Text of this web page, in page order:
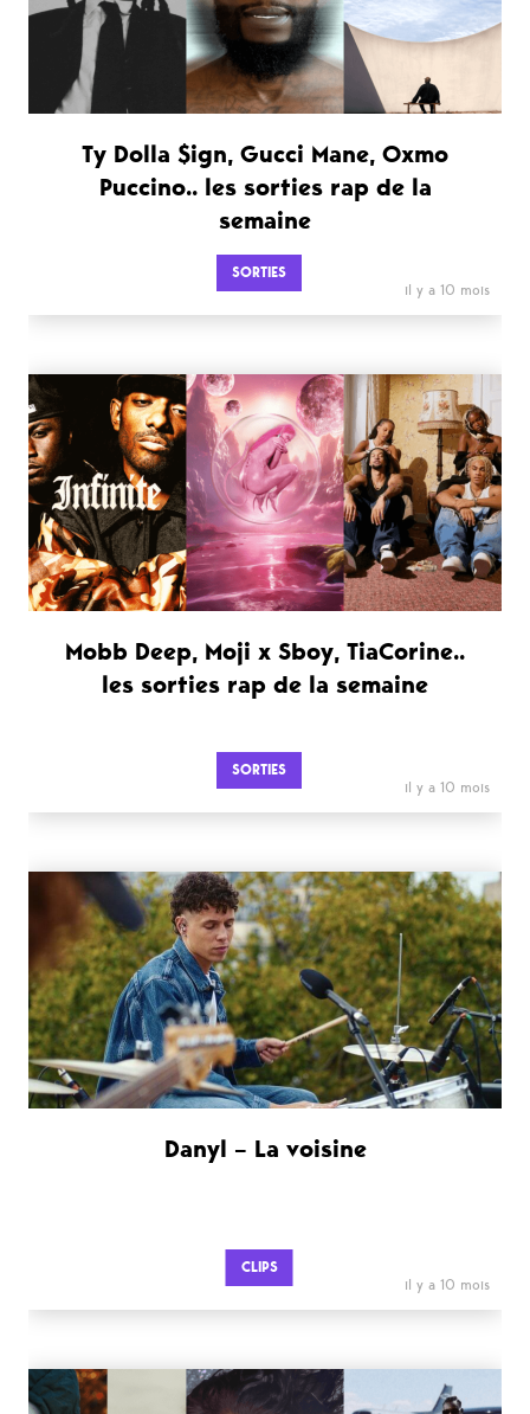
Ty Dolla $ign, Gucci Mane, Oxmo
Puccino.. les sorties rap de la
semaine
SORTIES
il y a 10 mois
Mobb Deep, Moji x Sboy, TiaCorine..
les sorties rap de la semaine
SORTIES
il y a 10 mois
Danyl – La voisine
CLIPS
il y a 10 mois